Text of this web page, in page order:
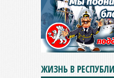
ЖИЗНЬ В